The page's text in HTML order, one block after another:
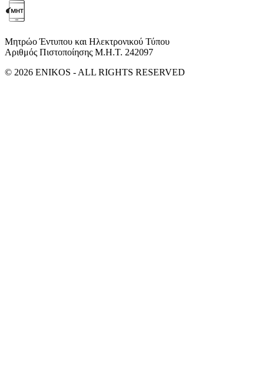
Μητρώο Έντυπου και Ηλεκτρονικού Τύπου
Αριθμός Πιστοποίησης Μ.Η.Τ. 242097
© 2026 ENIKOS - ALL RIGHTS RESERVED